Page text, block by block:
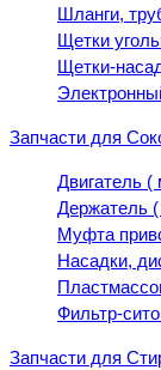
Шланги,
Щетки
Щетки-
Запчасти для
Двигатель
Держатель
Муфта
Насадки,
Фильтр-
Запчасти для